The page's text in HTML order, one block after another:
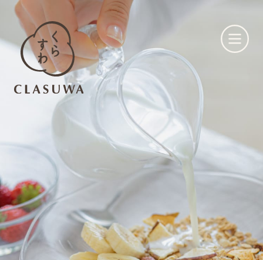
くらすわとは
お知らせ
店舗一覧